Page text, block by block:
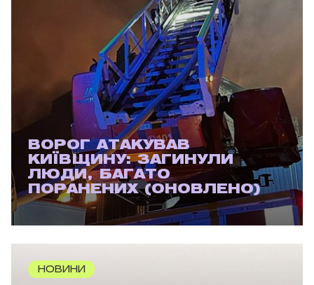
ВОРОГ АТАКУВАВ
КИЇВЩИНУ: ЗАГИНУЛИ
ЛЮДИ, БАГАТО
ПОРАНЕНИХ (ОНОВЛЕНО)
НОВИНИ